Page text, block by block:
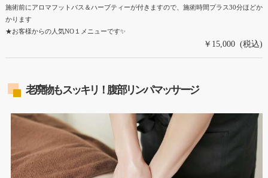
施術前にアロマフットバス＆ハーブティーが付きますので、施術時間プラス30分ほどか
かります
★お客様からの人気NO１メニューです✨
￥15,000 (税込)
老廃物もスッキリ！腹部リンパマッサージ